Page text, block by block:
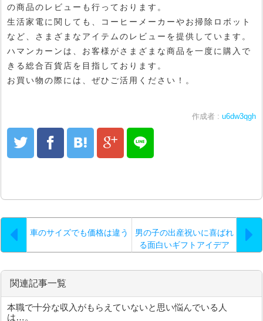
の商品のレビューも行っております。
生活家電に関しても、コーヒーメーカーやお掃除ロボット
など、さまざまなアイテムのレビューを提供しています。
ハマンカーンは、お客様がさまざまな商品を一度に購入で
きる総合百貨店を目指しております。
お買い物の際には、ぜひご活用ください！。
作成者 : u6dw3qgh
車のサイズでも価格は違う
男の子の出産祝いに喜ばれ
る面白いギフトアイデア
関連記事一覧
本職で十分な収入がもらえていないと思い悩んでいる人
は…。